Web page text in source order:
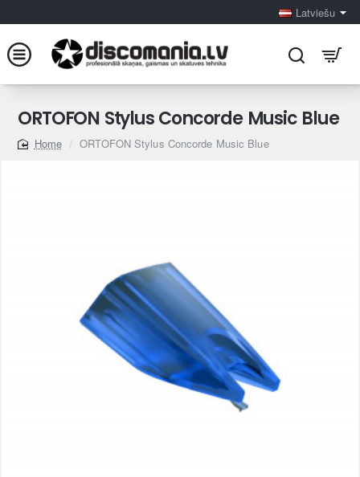
Latviešu
ORTOFON Stylus Concorde Music Blue
home
ORTOFON Stylus Concorde Music Blue